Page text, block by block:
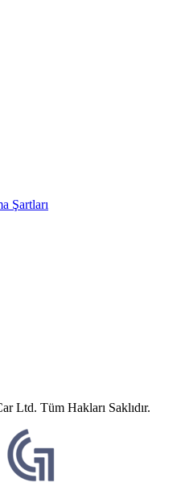
Şartları
Ltd. Tüm Hakları Saklıdır.